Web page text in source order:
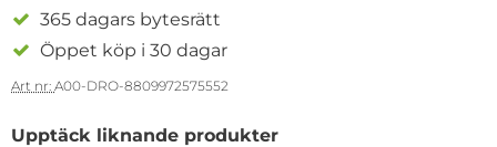
365 dagars bytesrätt
Öppet köp i 30 dagar
Art nr: A00-DRO-8809972575552
Upptäck liknande produkter